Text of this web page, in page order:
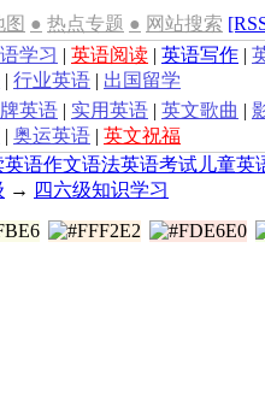
图 ● 热点专题 ● 网站搜索
学习 | 英语阅读 | 英语写作 |
| 行业英语 | 出国留学
英语 | 实用英语 | 英文歌曲 |
| 奥运英语 | 英文祝福
英语作文语法英语考试 儿童英
→ 四六级知识学习